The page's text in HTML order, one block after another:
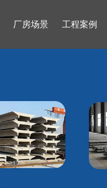
厂房场景 工程案例